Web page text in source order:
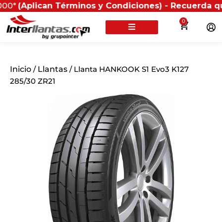
Términos y Condiciones) - Recuerda que si
0
Inicio / Llantas / Llanta HANKOOK S1 Evo3 K127
285/30 ZR21